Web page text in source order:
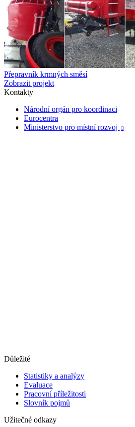
Přepravník krmných směsí
Zobrazit projekt
Kontakty
Národní orgán pro koordinaci
Eurocentra
Ministerstvo pro místní rozvoj

Důležité
Statistiky a analýzy
Evaluace
Pracovní příležitosti
Slovník pojmů
Užitečné odkazy